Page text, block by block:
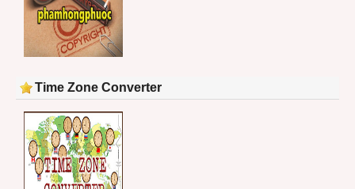
Time Zone Converter